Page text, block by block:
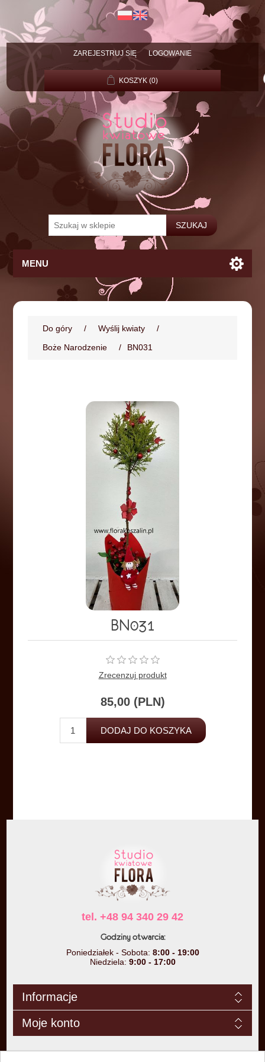
ZAREJESTRUJ SIĘ LOGOWANIE
KOSZYK (0)
MENU
Do góry / Wyślij kwiaty
/
Boże Narodzenie
/ BN031
BN031
Zrecenzuj produkt
85,00 (PLN)
tel. +48 94 340 29 42
Godziny otwarcia:
Poniedziałek - Sobota: 8:00 - 19:00
Niedziela: 9:00 - 17:00
Informacje
Moje konto